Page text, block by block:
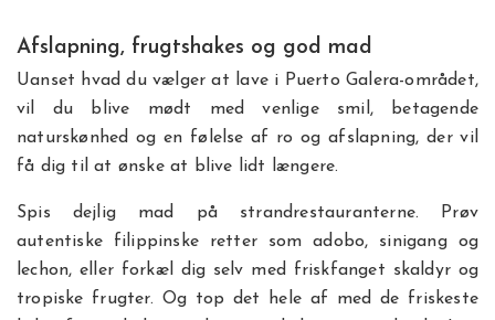
Afslapning, frugtshakes og god mad
Uanset hvad du vælger at lave i Puerto Galera-området,
vil du blive mødt med venlige smil, betagende
naturskønhed og en følelse af ro og afslapning, der vil
få dig til at ønske at blive lidt længere.
Spis dejlig mad på strandrestauranterne. Prøv
autentiske filippinske retter som adobo, sinigang og
lechon, eller forkæl dig selv med friskfanget skaldyr og
tropiske frugter. Og top det hele af med de friskeste